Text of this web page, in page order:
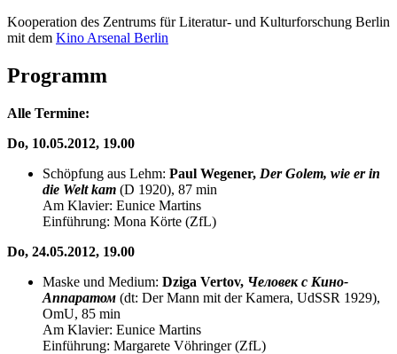
Kooperation des Zentrums für Literatur- und Kulturforschung Berlin
mit dem Kino Arsenal Berlin
Programm
Alle Termine:
Do, 10.05.2012, 19.00
Schöpfung aus Lehm: Paul Wegener, Der Golem, wie er in
die Welt kam (D 1920), 87 min
Am Klavier: Eunice Martins
Einführung: Mona Körte (ZfL)
Do, 24.05.2012, 19.00
Maske und Medium: Dziga Vertov, Человек с Кино-
Аппаратом (dt: Der Mann mit der Kamera, UdSSR 1929),
OmU, 85 min
Am Klavier: Eunice Martins
Einführung: Margarete Vöhringer (ZfL)